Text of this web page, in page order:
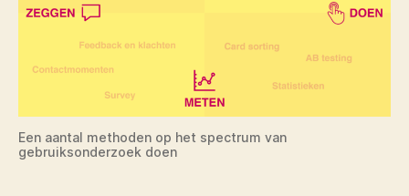
Een aantal methoden op het spectrum van
gebruiksonderzoek doen